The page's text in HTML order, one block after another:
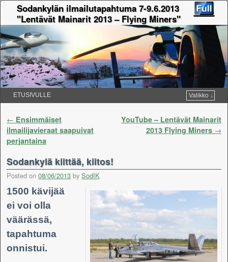
Sodankylän ilmailutapahtuma 7-9.6.2013
"Lentävät Mainarit 2013 – Flying Miners"
ETUSIVULLE
Valikko ↓
Post navigation
← Ensimmäiset
ilmailijavieraat saapuivat
perjantaina
YouTube – Lentävät Mainarit
2013 Flying Miners →
Sodankylä kiittää, kiitos!
Posted on 08/06/2013 by SodIK
1500 kävijää
ei voi olla
väärässä,
tapahtuma
onnistui.